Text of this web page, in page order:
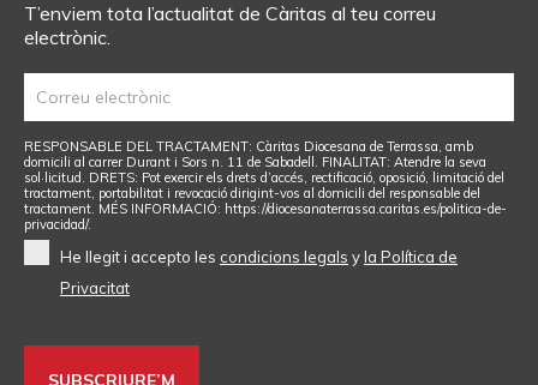
T’enviem tota l’actualitat de Càritas al teu correu
electrònic.
RESPONSABLE DEL TRACTAMENT: Càritas Diocesana de Terrassa, amb
domicili al carrer Durant i Sors n. 11 de Sabadell. FINALITAT: Atendre la seva
sol·licitud. DRETS: Pot exercir els drets d’accés, rectificació, oposició, limitació del
tractament, portabilitat i revocació dirigint-vos al domicili del responsable del
tractament. MÉS INFORMACIÓ: https://diocesanaterrassa.caritas.es/politica-de-
privacidad/.
He llegit i accepto les condicions legals yla Política de
Privacitat